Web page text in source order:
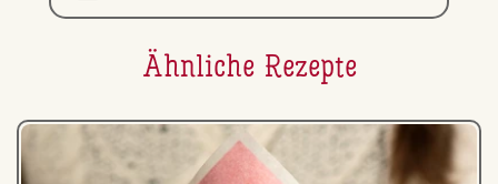
Ähnliche Rezepte